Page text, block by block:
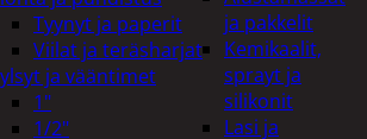
ja pakkelit
Kemikaalit,
sprayt ja
silikonit
Lasi ja
Tyynyt ja paperit
Viilat ja teräsharjat
ja vääntimet
1"
1/2"